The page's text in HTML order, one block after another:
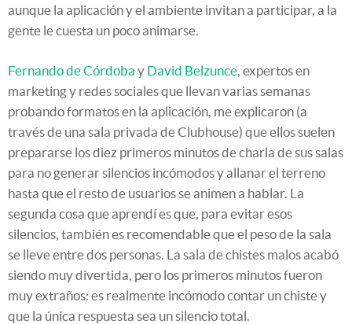
aunque la aplicación y el ambiente invitan a participar, a la
gente le cuesta un poco animarse.
Fernando de Córdoba y David Belzunce , expertos en
marketing y redes sociales que llevan varias semanas
probando formatos en la aplicación, me explicaron (a
través de una sala privada de Clubhouse) que ellos suelen
prepararse los diez primeros minutos de charla de sus salas
para no generar silencios incómodos y allanar el terreno
hasta que el resto de usuarios se animen a hablar. La
segunda cosa que aprendí es que, para evitar esos
silencios, también es recomendable que el peso de la sala
se lleve entre dos personas. La sala de chistes malos acabó
siendo muy divertida, pero los primeros minutos fueron
muy extraños: es realmente incómodo contar un chiste y
que la única respuesta sea un silencio total.